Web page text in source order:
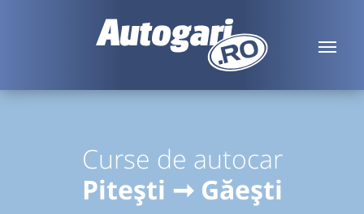
Curse de autocar
Pitești ➞ Găești